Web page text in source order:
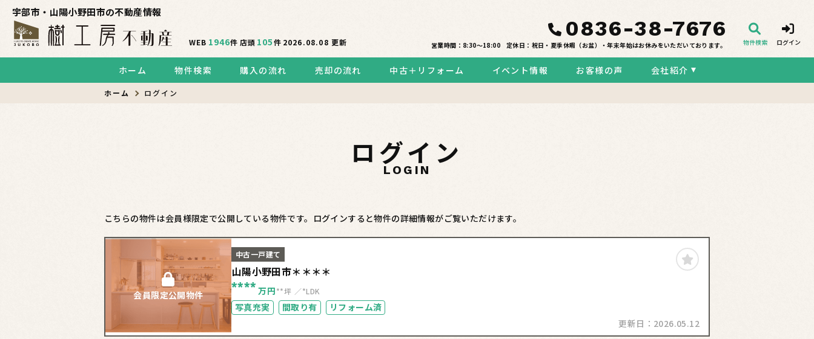
宇部市・山陽小野田市の不動産情報
WEB 1946件 店頭 105件 2026.08.08更新
0836-38-7676
営業時間：8:30〜18:00 定休日：祝日・夏季休暇（お盆）・年末年始はお休みをいただいております。 物件検索 ログイン
ホーム 物件検索 購入の流れ 売却の流れ 中古＋リフォーム イベント情報 お客様の声 会社紹介
ホーム ログイン
ログイン
LOGIN
こちらの物件は会員様限定で公開している物件です。ログインすると物件の詳細情報がご覧いただけます。
会員限定公開物件
中古一戸建て
山陽小野田市＊＊＊＊
**** 万円**坪 *LDK
写真充実 間取り有
リフォーム済
更新日： 2026.05.12